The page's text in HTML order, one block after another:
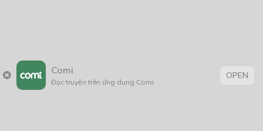
Comi
Đọc truyện trên ứng dụng Comi
OPEN